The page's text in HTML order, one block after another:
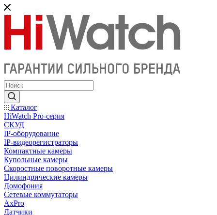
Каталог
HiWatch Pro-серия
CКУД
IP-оборудование
IP-видеорегистраторы
Компактные камеры
Купольные камеры
Скоростные поворотные камеры
Цилиндрические камеры
Домофония
Сетевые коммутаторы
AxPro
Датчики